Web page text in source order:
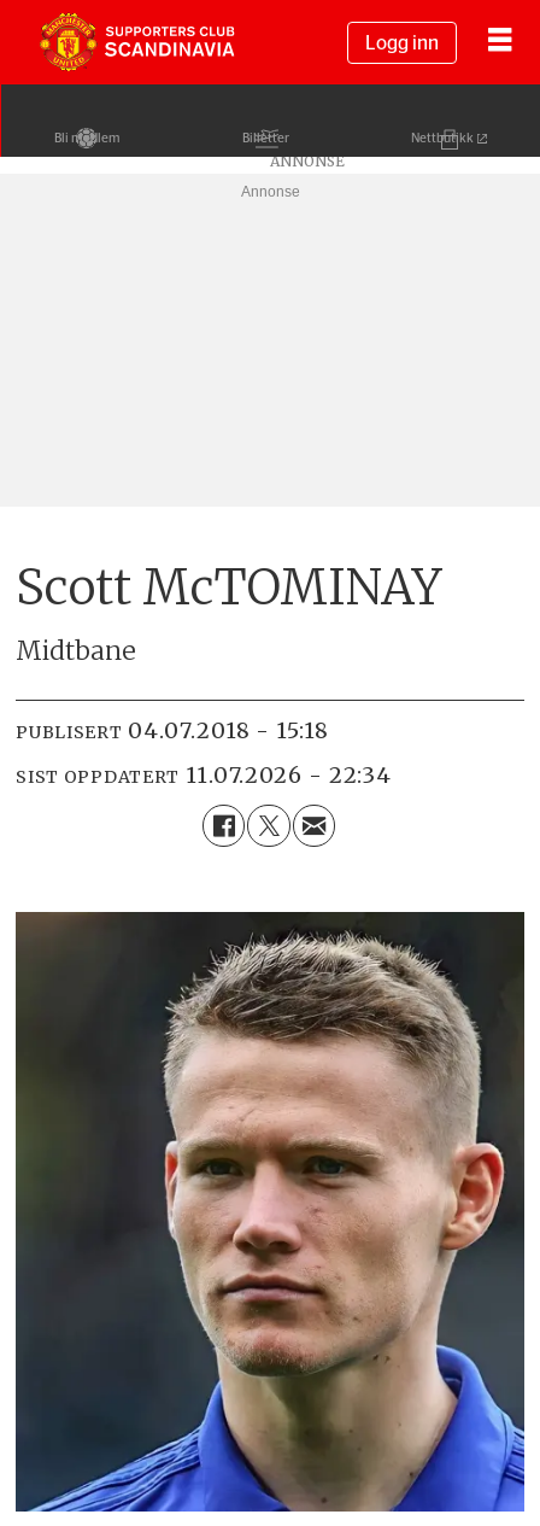
Logg inn
Bli medlem Billetter Nettbutikk
Annonse
Scott McTOMINAY
Midtbane
PUBLISERT 04.07.2018 - 15:18
SIST OPPDATERT 11.07.2026 - 22:34